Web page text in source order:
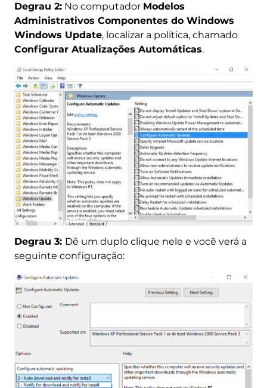
Degrau 2:No computador Modelos
Administrativos Componentes do Windows
Windows Update, localizar a política, chamado
Configurar Atualizações Automáticas.
Degrau 3: Dê um duplo clique nele e você verá a
seguinte configuração: